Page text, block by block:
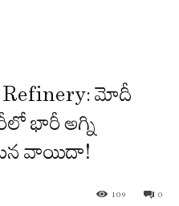
Refinery: మోదీ
భారీ అగ్ని
వాయిదా!
0
109